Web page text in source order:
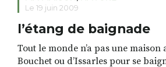
Le 19 juin 2009
l’étang de baignade
Tout le monde n’a pas une
Bouchet ou d’Issarles pour se